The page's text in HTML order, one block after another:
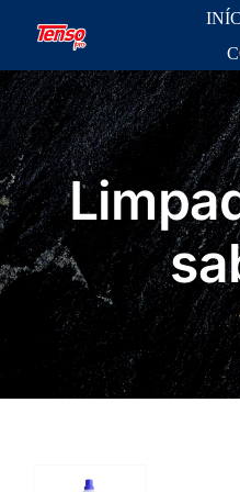
content